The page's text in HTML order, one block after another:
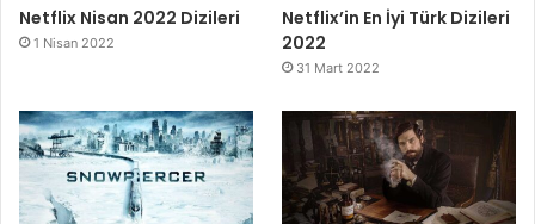
Netflix Nisan 2022 Dizileri
1 Nisan 2022
Netflix’in En İyi Türk Dizileri
2022
31 Mart 2022